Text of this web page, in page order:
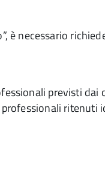
è necessario
previsti
ritenuti